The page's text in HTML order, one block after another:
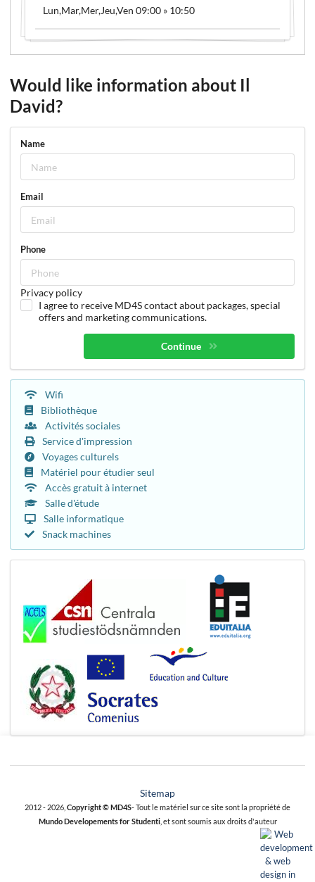
Lun,Mar,Mer,Jeu,Ven 09:00 » 10:50
Would like information about Il
David?
Name
Email
Phone
Privacy policy
I agree to receive MD4S contact about packages, special
offers and marketing communications.
Continue
Wifi
Bibliothèque
Activités sociales
Service d'impression
Voyages culturels
Matériel pour étudier seul
Accès gratuit à internet
Salle d'étude
Salle informatique
Snack machines
Sitemap
2012 - 2026, Copyright © MD4S- Tout le matériel sur ce site sont la propriété de
Mundo Developements for Studenti, et sont soumis aux droits d'auteur